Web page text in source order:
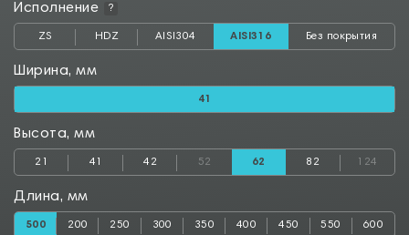
Исполнение ?
ZS HDZ AISI304 AISI316 Без покрытия
Ширина, мм
41
Высота, мм
21 41 42 52 62 82 124
Длина, мм
500 200 250 300 350 400 450 550 600